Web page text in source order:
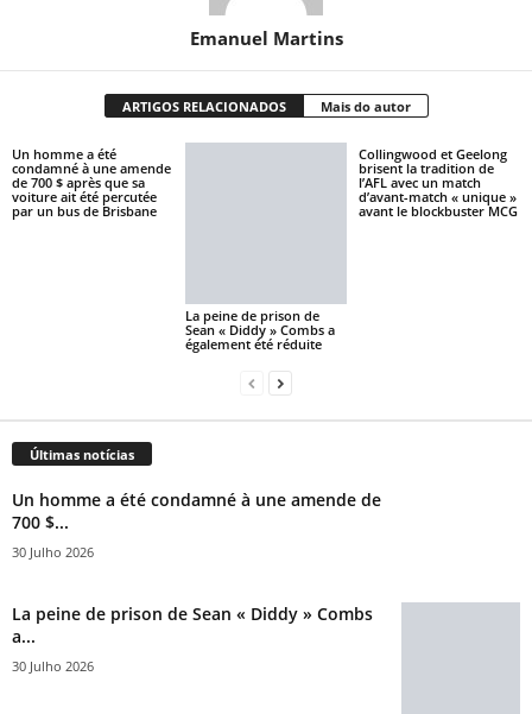
Emanuel Martins
ARTIGOS RELACIONADOS Mais do autor
Un homme a été
condamné à une amende
de 700 $ après que sa
voiture ait été percutée
par un bus de Brisbane
La peine de prison de
Sean « Diddy » Combs a
également été réduite
Collingwood et Geelong
brisent la tradition de
l’AFL avec un match
d’avant-match « unique »
avant le blockbuster MCG
Últimas notícias
Un homme a été condamné à une amende de
700 $...
30 Julho 2026
La peine de prison de Sean « Diddy » Combs
a...
30 Julho 2026